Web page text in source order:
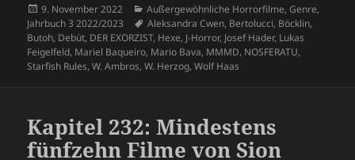
Veröffentlicht
am
9. November 2022 Kategorien
Außergewöhnliche Horrorfilme,Genre,
Jahrbuch 3 2022/2023
Schlagwörter
Aleksandra Cwen, Bertolucci, Böcklin,
Butoh, Debüt, DER EXORZIST, Hexe, J-Horror, Josef Hader, Lukas
Feigelfeld, Mariel Baqueiro, Mario Bava, MMMD, NOSFERATU,
Starfish Rules,W. Ambros,W. Herzog,Wolf Haas
Kapitel 232: Mindestens
fünfzehn Filme von Sion